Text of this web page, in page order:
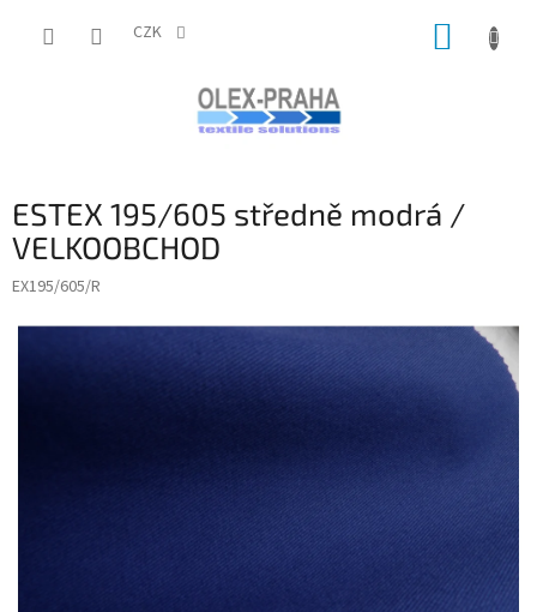
CZK
ESTEX 195/605 středně modrá /
VELKOOBCHOD
EX195/605/R